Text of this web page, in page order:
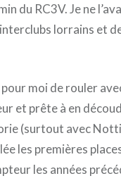
du RC3V. Je ne
lorrains et
moi de rouler
et prête à en
(surtout avec
les premières
les années